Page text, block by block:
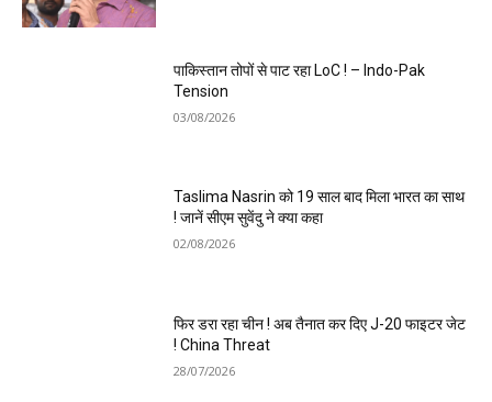
पाकिस्तान तोपों से पाट रहा LoC ! – Indo-Pak
Tension
03/08/2026
Taslima Nasrin को 19 साल बाद मिला भारत का साथ
! जानें सीएम सुवेंदु ने क्या कहा
02/08/2026
फिर डरा रहा चीन ! अब तैनात कर दिए J-20 फाइटर जेट
! China Threat
28/07/2026